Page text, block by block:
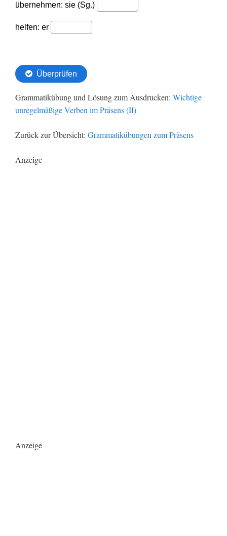
Grammatikübung und Lösung zum Ausdrucken: Wichtige
unregelmäßige Verben im Präsens (II)
Zurück zur Übersicht: Grammatikübungen zum Präsens
Anzeige
Anzeige